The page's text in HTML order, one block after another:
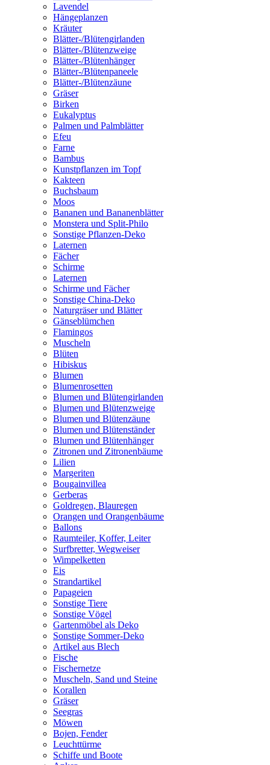
Lavendel
Hängeplanzen
Kräuter
Blätter-/Blütengirlanden
Blätter-/Blütenzweige
Blätter-/Blütenhänger
Blätter-/Blütenpaneele
Blätter-/Blütenzäune
Gräser
Birken
Eukalyptus
Palmen und Palmblätter
Efeu
Farne
Bambus
Kunstpflanzen im Topf
Kakteen
Buchsbaum
Moos
Bananen und Bananenblätter
Monstera und Split-Philo
Sonstige Pflanzen-Deko
Laternen
Fächer
Schirme
Laternen
Schirme und Fächer
Sonstige China-Deko
Naturgräser und Blätter
Gänseblümchen
Flamingos
Muscheln
Blüten
Hibiskus
Blumen
Blumenrosetten
Blumen und Blütengirlanden
Blumen und Blütenzweige
Blumen und Blütenzäune
Blumen und Blütenständer
Blumen und Blütenhänger
Zitronen und Zitronenbäume
Lilien
Margeriten
Bougainvillea
Gerberas
Goldregen, Blauregen
Orangen und Orangenbäume
Ballons
Raumteiler, Koffer, Leiter
Surfbretter, Wegweiser
Wimpelketten
Eis
Strandartikel
Papageien
Sonstige Tiere
Sonstige Vögel
Gartenmöbel als Deko
Sonstige Sommer-Deko
Artikel aus Blech
Fische
Fischernetze
Muscheln, Sand und Steine
Korallen
Gräser
Seegras
Möwen
Bojen, Fender
Leuchttürme
Schiffe und Boote